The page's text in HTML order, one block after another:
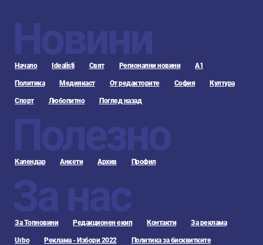
Новини
Начало Idealisti Свят Регионални новини А1
Политика Медиякаст От редакторите София Култура
Спорт Любопитно Поглед назад
Полезно
Календар Анкети Архив Профил
За нас
За Топновини Редакционен екип Контакти За реклама
Urbo Реклама - Избори 2022 Политика за бисквитките